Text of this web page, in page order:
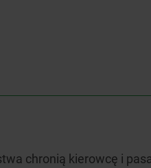
chronią kierowcę i